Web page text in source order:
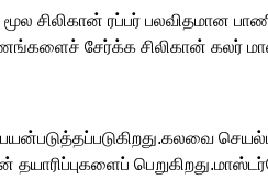
சிலிகான் ரப்பர் பலவிதமான
சேர்க்க சிலிகான் கலர்
தயாரிப்புகளைப்